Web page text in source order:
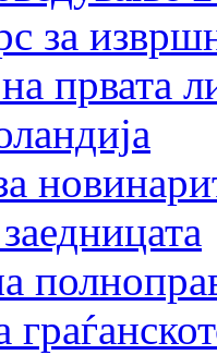
за
првата